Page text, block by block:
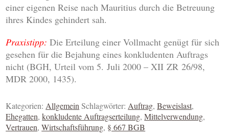
einer eigenen Reise nach Mauritius durch die Betreuung
ihres Kindes gehindert sah.
Praxistipp: Die Erteilung einer Vollmacht genügt für sich
gesehen für die Bejahung eines konkludenten Auftrags
nicht (BGH, Urteil vom 5. Juli 2000 – XII ZR 26/98,
MDR 2000, 1435).
Kategorien:AllgemeinSchlagwörter:Auftrag,Beweislast,
Ehegatten,konkludente Auftragserteilung,Mittelverwendung,
Vertrauen,Wirtschaftsführung, § 667 BGB